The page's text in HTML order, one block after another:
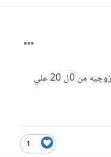
ازاي ارسم مخطط انسيابيا لجمع الاعداد الزوجيه من 0ل 20 علي
1